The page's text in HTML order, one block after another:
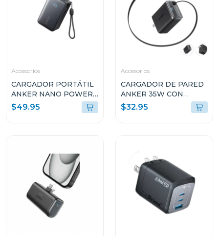
Accesorios
CARGADOR PORTÁTIL
ANKER NANO POWER
BANK 45W 10k USB-C
A1638H11
$49.95
Accesorios
CARGADOR DE PARED
ANKER 35W CON
CABLE USB-C
RETRÁCTIL A2658J11
$32.95